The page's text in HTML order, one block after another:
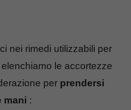
nei rimedi utilizzabili per
le accortezze
per prendersi
mani :